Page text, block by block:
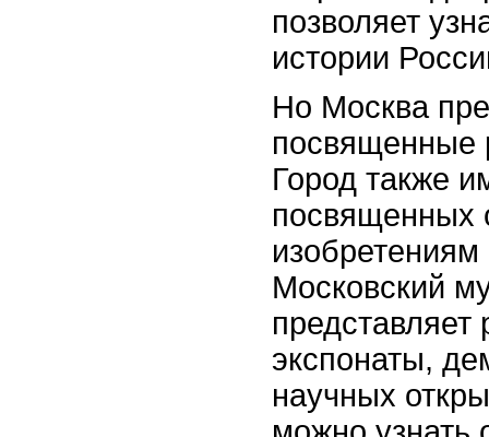
позволяет
истории
Но Москва
посвященные
Город также
посвященных
изобретениям
Московский
представляет
экспонаты,
научных